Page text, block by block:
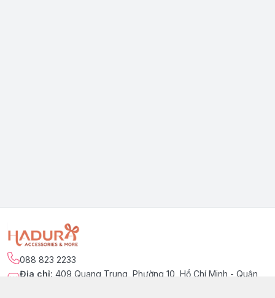
088 823 2233
Địa chỉ: 409 Quang Trung, Phường 10, Hồ Chí Minh - Quận